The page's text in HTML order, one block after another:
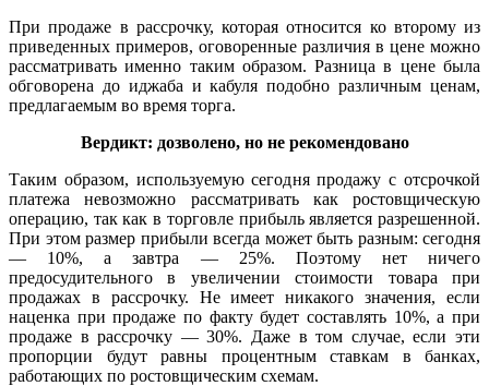
При продаже в рассрочку, которая относится ко второму из
приведенных примеров, оговоренные различия в цене можно
рассматривать именно таким образом. Разница в цене была
обговорена до иджаба и кабуля подобно различным ценам,
предлагаемым во время торга.
Вердикт: дозволено, но не рекомендовано
Таким образом, используемую сегодня продажу с отсрочкой
платежа невозможно рассматривать как ростовщическую
операцию, так как в торговле прибыль является разрешенной.
При этом размер прибыли всегда может быть разным: сегодня
— 10%, а завтра — 25%. Поэтому нет ничего
предосудительного в увеличении стоимости товара при
продажах в рассрочку. Не имеет никакого значения, если
наценка при продаже по факту будет составлять 10%, а при
продаже в рассрочку — 30%. Даже в том случае, если эти
пропорции будут равны процентным ставкам в банках,
работающих по ростовщическим схемам.